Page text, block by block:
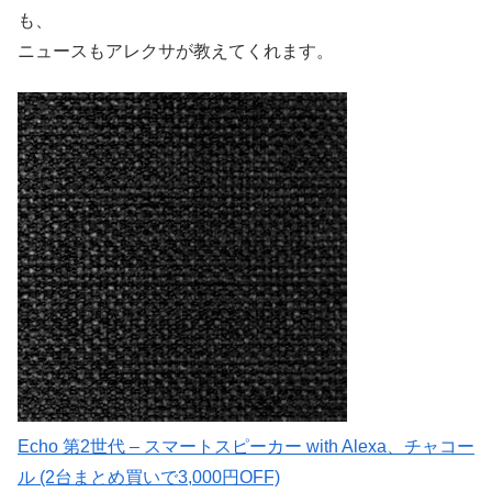
も、
ニュースもアレクサが教えてくれます。
Echo 第2世代 – スマートスピーカー with Alexa、チャコー
ル (2台まとめ買いで3,000円OFF)